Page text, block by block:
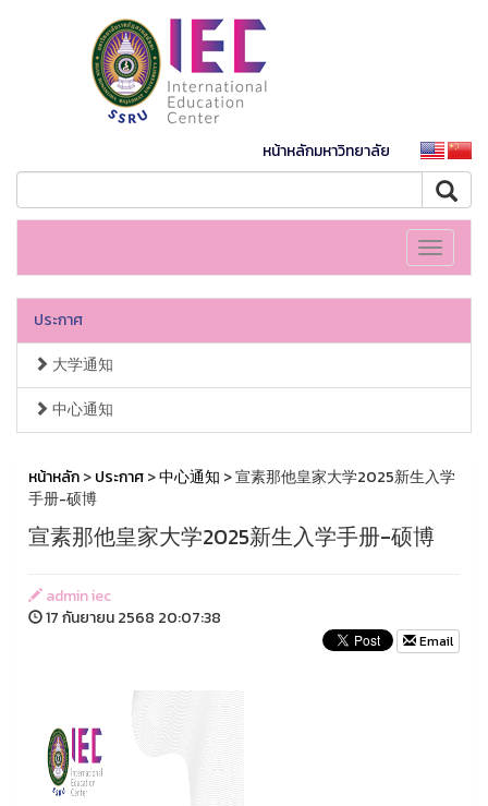
หน้าหลักมหาวิทยาลัย
Toggle
ประกาศ
大学通知
中心通知
หน้าหลัก>ประกาศ>中心通知 > 宣素那他皇家大学2025新生入学
手册-硕博
宣素那他皇家大学2025新生入学手册-硕博
admin iec
17 กันยายน 2568 20:07:38
Email